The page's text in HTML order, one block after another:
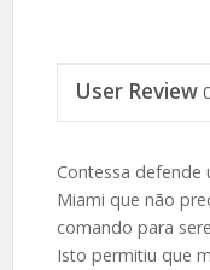
User Review
Contessa defende
Miami que não
comando para
Isto permitiu que